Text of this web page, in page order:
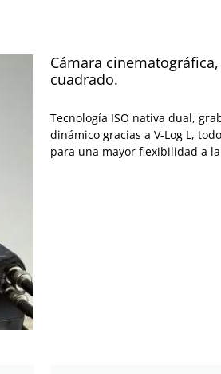
Cámara
cuadrado.
Tecnología ISO nativa dual,
dinámico gracias a V-Log L,
para una mayor flexibilidad a